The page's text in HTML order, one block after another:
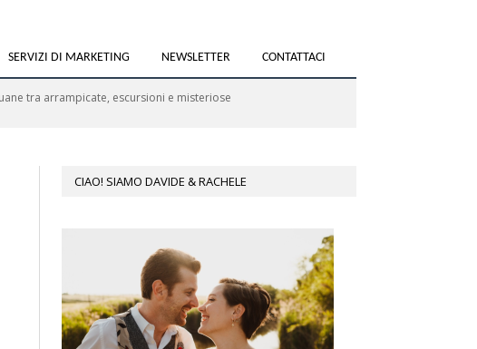
SERVIZI DI MARKETING NEWSLETTER CONTATTACI
tra arrampicate, escursioni e misteriose
CIAO! SIAMO DAVIDE & RACHELE